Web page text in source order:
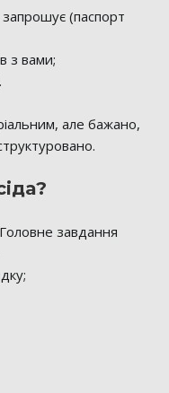
запрошує (паспорт
з вами;
але бажано,
Головне завдання